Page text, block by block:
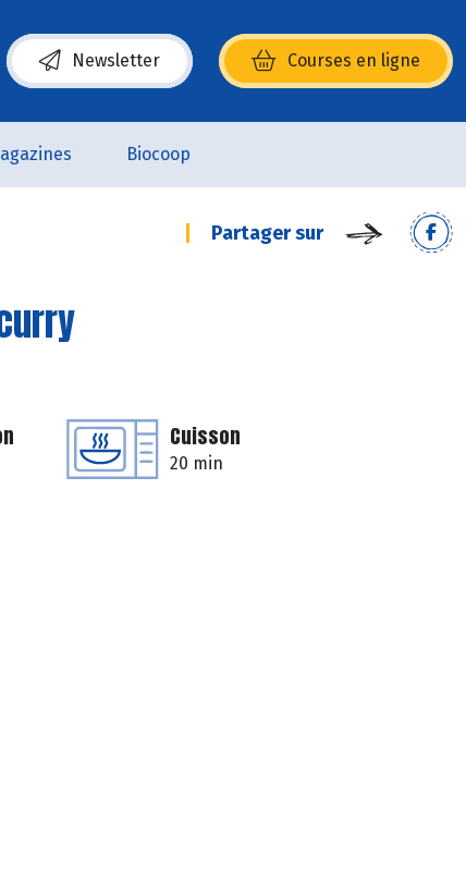
Newsletter Courses en ligne
(s’ouvre dans une nouvelle fenêtre)
Biocoop
Partager sur
Cuisson
20 min